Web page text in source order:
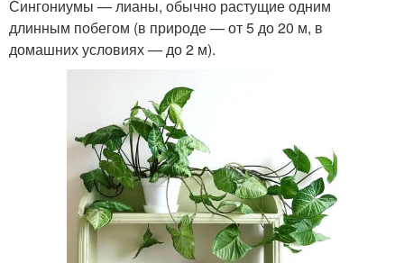
Сингониумы — лианы, обычно растущие одним
длинным побегом (в природе — от 5 до 20 м, в
домашних условиях — до 2 м).